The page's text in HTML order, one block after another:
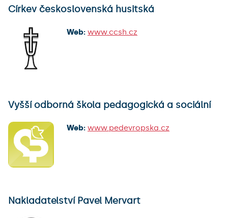
Církev československá husitská
Web: www.ccsh.cz
Vyšší odborná škola pedagogická a sociální
Web: www.pedevropska.cz
Nakladatelství Pavel Mervart